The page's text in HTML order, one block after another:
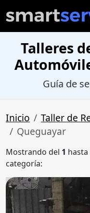
Talleres
Guía de
Inicio
Taller de
Queguayar
Mostrando del 1 hasta
categoría: